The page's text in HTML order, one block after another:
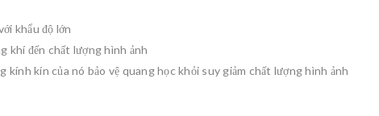
khẩu độ lớn
khí đến chất lượng hình ảnh
kính kín của nó bảo vệ quang học khỏi suy giảm chất lượng hình ảnh